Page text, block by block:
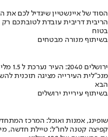
הסוד של איינשטיין שיגדיל לכם את
הריבית דריבית עובדת לטובתכם
בטוח
בשיתוף מנורה מבטחים
ירושלים 2040: העיר נערכת ל 1.5 מליון תושבים
מנכ"לית העירייה מציגה תוכנית
הבא
בשיתוף עיריית ירושלים
שופינג, אמנות ואוכל: המרכז
קפיצה קטנה לחו"ל: טיילת חדשה,